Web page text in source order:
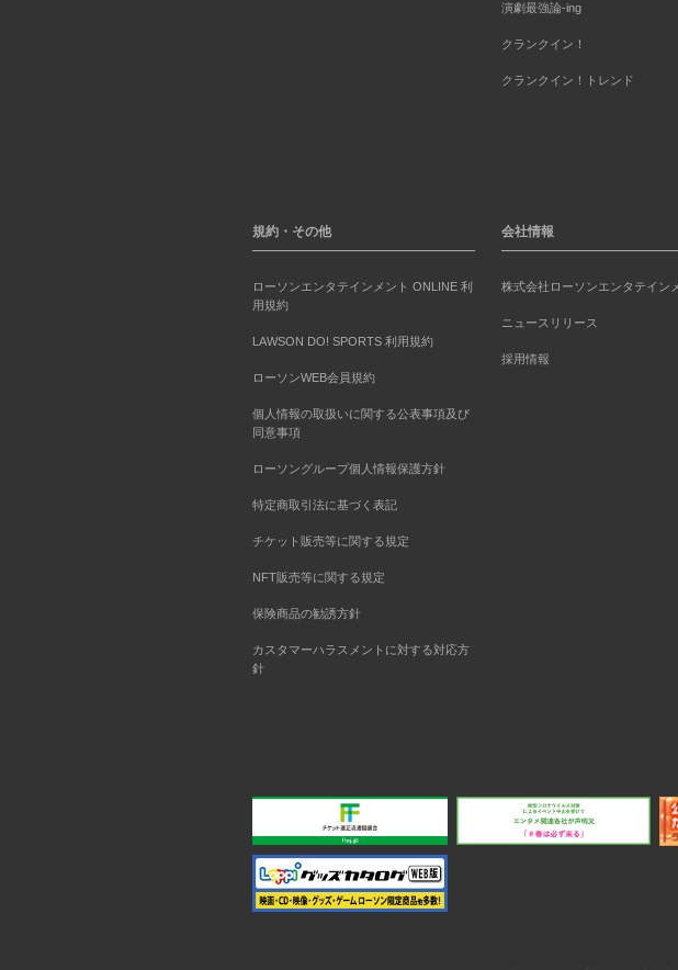
演劇最強論-ing
クランクイン！
クランクイン！トレンド
規約・その他
ローソンエンタテインメント ONLINE 利
用規約
LAWSON DO! SPORTS 利用規約
ローソンWEB会員規約
個人情報の取扱いに関する公表事項及び
同意事項
ローソングループ個人情報保護方針
特定商取引法に基づく表記
チケット販売等に関する規定
NFT販売等に関する規定
保険商品の勧誘方針
カスタマーハラスメントに対する対応方
針
会社情報
株式会社ローソンエンタテイン
ニュースリリース
採用情報